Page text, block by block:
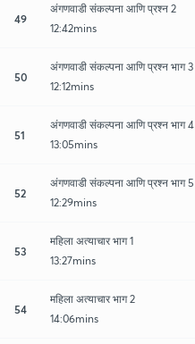
49
अंगणवाडी संकल्पना आणि प्रश्न 2
12:42mins
50
अंगणवाडी संकल्पना आणि प्रश्न भाग 3
12:12mins
51
अंगणवाडी संकल्पना आणि प्रश्न भाग 4
13:05mins
52
अंगणवाडी संकल्पना आणि प्रश्न भाग 5
12:29mins
53
महिला अत्याचार भाग 1
13:27mins
54
महिला अत्याचार भाग 2
14:06mins